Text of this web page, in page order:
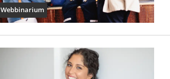
Webbinarium